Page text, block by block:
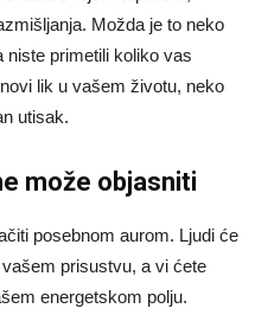
Možda je to neko
niste primetili koliko vas
lik u vašem životu, neko
utisak.
može objasniti
posebnom aurom. Ljudi će
prisustvu, a vi ćete
energetskom polju.